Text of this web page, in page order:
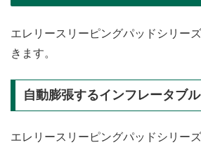
エレリースリーピングパッドシリー
きます。
自動膨張するインフレータブ
エレリースリーピングパッドシリー